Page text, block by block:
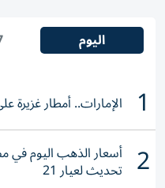
اليوم 7
1 الإمارات.. أمطار
2 تحديث لعيار 21